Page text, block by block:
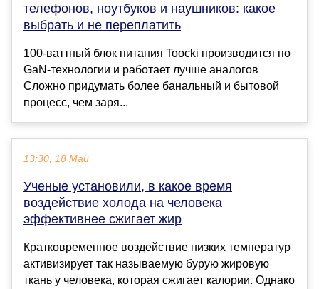
телефонов, ноутбуков и наушников: какое
выбрать и не переплатить
100-ваттный блок питания Toocki производится по
GaN-технологии и работает лучше аналогов
Сложно придумать более банальный и бытовой
процесс, чем заря...
13:30, 18 Май
Ученые установили, в какое время
воздействие холода на человека
эффективнее сжигает жир
Кратковременное воздействие низких температур
активизирует так называемую бурую жировую
ткань у человека, которая сжигает калории. Однако